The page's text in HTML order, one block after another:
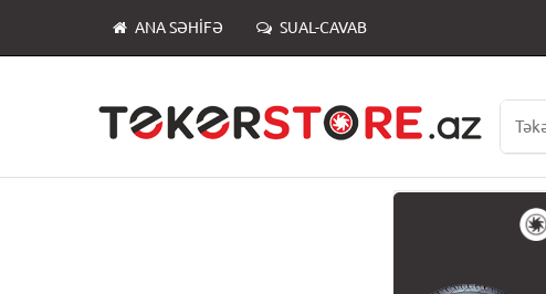
ANA SƏHIFƏ SUAL-CAVAB